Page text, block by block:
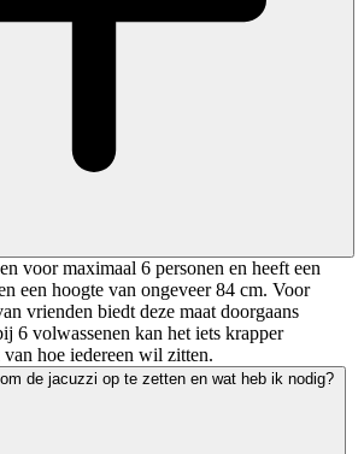
voor maximaal 6 personen en heeft een
een hoogte van ongeveer 84 cm. Voor
vrienden biedt deze maat doorgaans
6 volwassenen kan het iets krapper
hoe iedereen wil zitten.
de jacuzzi op te zetten en wat heb ik nodig?